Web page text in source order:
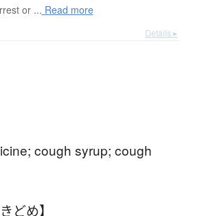
or ... Read more
Details ▸
cough syrup; cough
どめ】